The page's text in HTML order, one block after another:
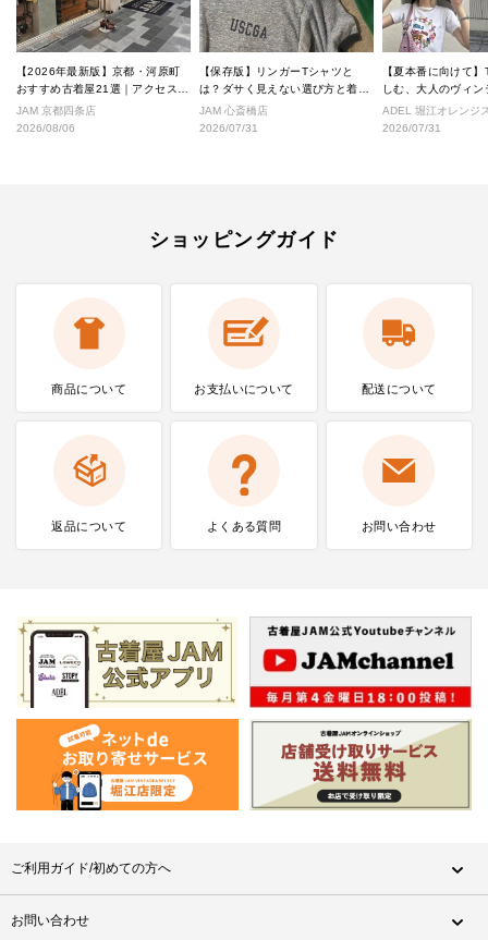
【2026年最新版】京都・河原町
おすすめ古着屋21選｜アクセス良
好な絶対行くべきショップ厳選！
JAM 京都四条店
2026/08/06
【保存版】リンガーTシャツと
は？ダサく見えない選び方と着こ
なし完全ガイド
JAM 心斎橋店
2026/07/31
【夏本番に向けて
しむ、大人のヴィ
ル
ADEL 堀江オレンジ
2026/07/31
ショッピングガイド
商品について お支払いについて 配送について
返品について よくある質問 お問い合わせ
ご利用ガイド/初めての方へ
お問い合わせ